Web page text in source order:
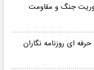
جنگ و مقاومت
ای روزنامه نگاران